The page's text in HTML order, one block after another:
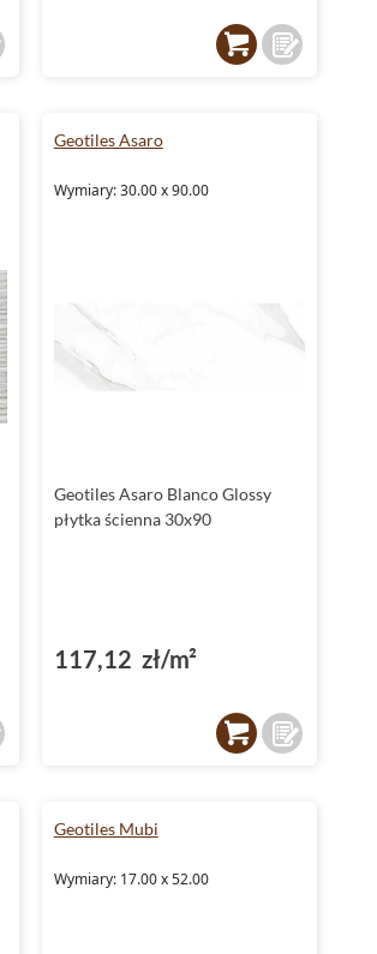
Geotiles Asaro
Wymiary: 30.00 x 90.00
Geotiles Asaro Blanco Glossy
płytka ścienna 30x90
117,12 zł/m²
Geotiles Mubi
Wymiary: 17.00 x 52.00